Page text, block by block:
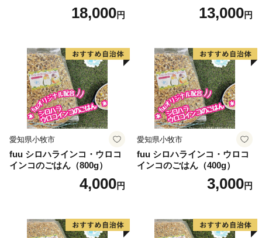
んでおり、歴史や文化を感じながら四季の味覚もお楽し
古くて美しいまちなみと自然、そこに暮らす人々、食文
化や祭り。それらが一体となっていまもいきづいていま
す。
18,000円 13,000円
愛知県小牧市
fuu シロハラインコ・ウロコ
インコのごはん（800g）
4,000円
愛知県小牧市
fuu シロハラインコ・ウロコ
インコのごはん（400g）
3,000円